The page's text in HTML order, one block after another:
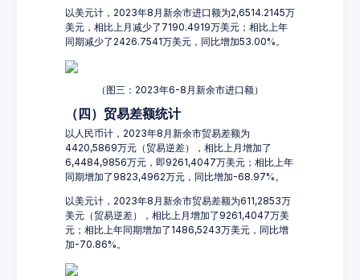
以美元计，2023年8月新余市进口额为2,6514.2145万
美元，相比上月减少了7190.4919万美元；相比上年
同期减少了2426.7541万美元，同比增加53.00%。
（图三：2023年6-8月新余市进口额）
（四）贸易差额统计
以人民币计，2023年8月新余市贸易差额为
4420,5869万元（贸易逆差），相比上月增加了
6,4484,9856万元，即9261,4047万美元；相比上年
同期增加了9823,4962万元，同比增加-68.97%。
以美元计，2023年8月新余市贸易差额为611,2853万
美元（贸易逆差），相比上月增加了9261,4047万美
元；相比上年同期增加了1486,5243万美元，同比增
加-70.86%。